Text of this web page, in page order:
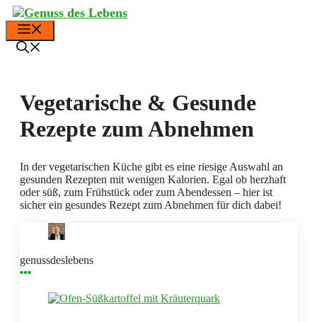
Zum
Inhalt
springen
Vegetarische & Gesunde
Rezepte zum Abnehmen
In der vegetarischen Küche gibt es eine riesige Auswahl an
gesunden Rezepten mit wenigen Kalorien. Egal ob herzhaft
oder süß, zum Frühstück oder zum Abendessen – hier ist
sicher ein gesundes Rezept zum Abnehmen für dich dabei!
genussdeslebens